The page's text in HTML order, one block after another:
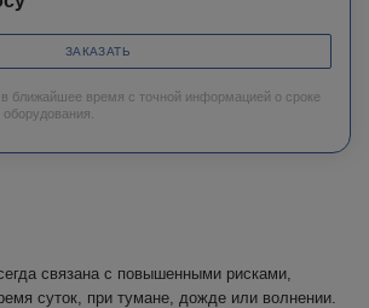
ЗАКАЗАТЬ
ближайшее время с точной информацией о сроке
связана с повышенными рисками,
суток, при тумане, дожде или волнении.